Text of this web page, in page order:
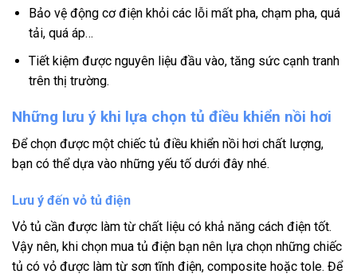
Bảo vệ động cơ điện khỏi các lỗi mất pha, chạm pha, quá
tải, quá áp…
Tiết kiệm được nguyên liệu đầu vào, tăng sức cạnh tranh
trên thị trường.
Những lưu ý khi lựa chọn tủ điều khiển nồi hơi
Để chọn được một chiếc tủ điều khiển nồi hơi chất lượng,
bạn có thể dựa vào những yếu tố dưới đây nhé.
Lưu ý đến vỏ tủ điện
Vỏ tủ cần được làm từ chất liệu có khả năng cách điện tốt.
Vậy nên, khi chọn mua tủ điện bạn nên lựa chọn những chiếc
tủ có vỏ được làm từ sơn tĩnh điện, composite hoặc tole. Để